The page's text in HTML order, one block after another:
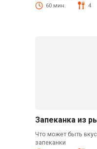
60 мин. 4
Запеканка из
Что может быть
запеканки